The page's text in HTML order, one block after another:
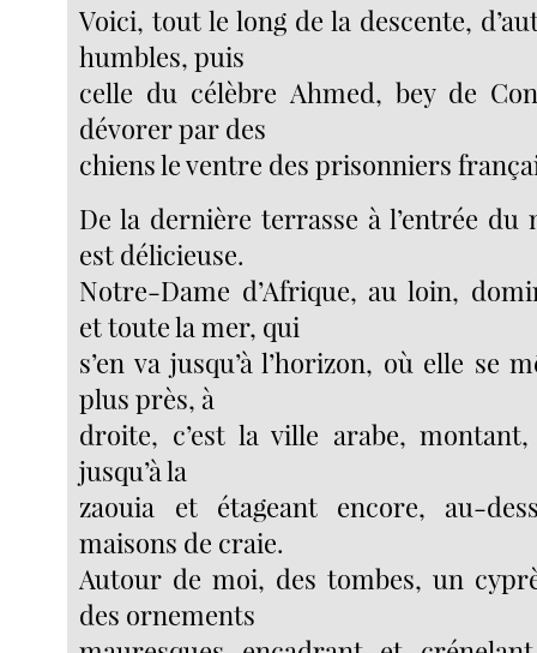
Voici, tout le long de la descente,
humbles, puis
celle du célèbre Ahmed, bey de
dévorer par des
chiens le ventre des prisonniers
De la dernière terrasse à l’entrée du
est délicieuse.
Notre-Dame d’Afrique, au loin,
et toute la mer, qui
s’en va jusqu’à l’horizon, où elle se
plus près, à
droite, c’est la ville arabe,
jusqu’à la
zaouia et étageant encore, au-
maisons de craie.
Autour de moi, des tombes, un
des ornements